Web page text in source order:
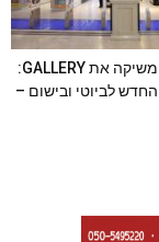
סופר-פארם משיקה את GALLERY:
לביוטי ובישום –